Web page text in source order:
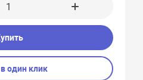
в один клик